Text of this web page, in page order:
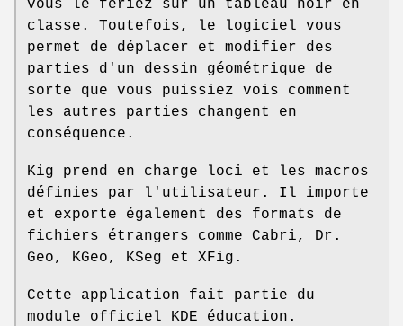
vous le feriez sur un tableau noir en
classe. Toutefois, le logiciel vous
permet de déplacer et modifier des
parties d'un dessin géométrique de
sorte que vous puissiez vois comment
les autres parties changent en
conséquence.
Kig prend en charge loci et les macros
définies par l'utilisateur. Il importe
et exporte également des formats de
fichiers étrangers comme Cabri, Dr.
Geo, KGeo, KSeg et XFig.
Cette application fait partie du
module officiel KDE éducation.